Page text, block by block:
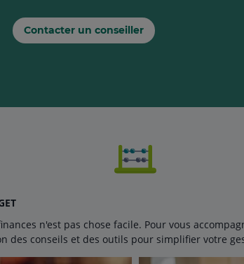
Contacter un conseiller
n'est pas chose facile. Pour vous
des conseils et des outils pour simplifier votre